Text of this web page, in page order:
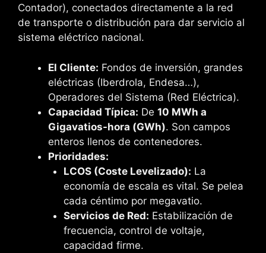
Contador), conectados directamente a la red
de transporte o distribución para dar servicio al
sistema eléctrico nacional.
El Cliente: Fondos de inversión, grandes
eléctricas (Iberdrola, Endesa…),
Operadores del Sistema (Red Eléctrica).
Capacidad Típica: De 10 MWh a
Gigavatios-hora (GWh). Son campos
enteros llenos de contenedores.
Prioridades:
LCOS (Coste Levelizado): La
economía de escala es vital. Se pelea
cada céntimo por megavatio.
Servicios de Red: Estabilización de
frecuencia, control de voltaje,
capacidad firme.